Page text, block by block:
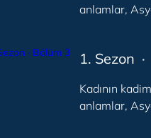
anlamlar,
1. Sezon
Kadının
anlamlar,